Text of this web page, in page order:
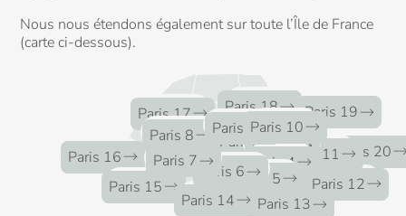
Nous nous étendons également sur toute l’Île de France
(carte ci-dessous).
2 clients
Paris 20
3 clients
Paris 19
5 clients
Paris 18
30 clients
Paris 17
30clients
Paris 16
17 clients
Paris 15 10clients
Paris 14 8 clients
Paris 13
5 clients
Paris 12
9clients
Paris 11
17 clients
Paris 1
18clients
Paris 2
13clients
Paris 3
4 clients
Paris 4
3clients
Paris 5
16 clients
Paris 6
20 clients
Paris 7
80 clients
Paris 8
16 clients
Paris 95 clients
Paris 10